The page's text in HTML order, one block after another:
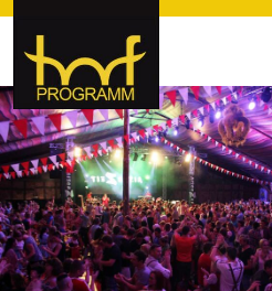
hof-programm – das
Hochfranken